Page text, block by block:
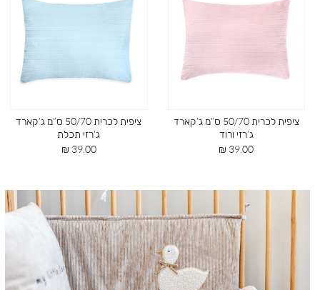
ציפית לכרית 50/70 ס”מ ג’קארד
ג’רזי ורוד
מחיר
39.00 ₪
ציפית לכרית 50/70 ס”מ ג’קארד
ג’רזי תכלת
מחיר
39.00 ₪
תמונת
רוחב